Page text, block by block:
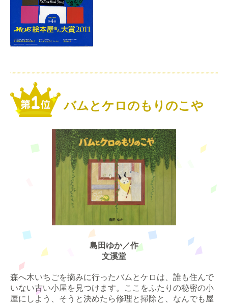
バムとケロのもりのこや
島田ゆか／作
文溪堂
森へ木いちごを摘みに行ったバムとケロは、誰も住んで
いない古い小屋を見つけます。ここをふたりの秘密の小
屋にしよう、そうと決めたら修理と掃除と、なんでも屋